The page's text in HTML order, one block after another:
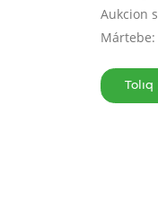
Aukcion
Tolıq